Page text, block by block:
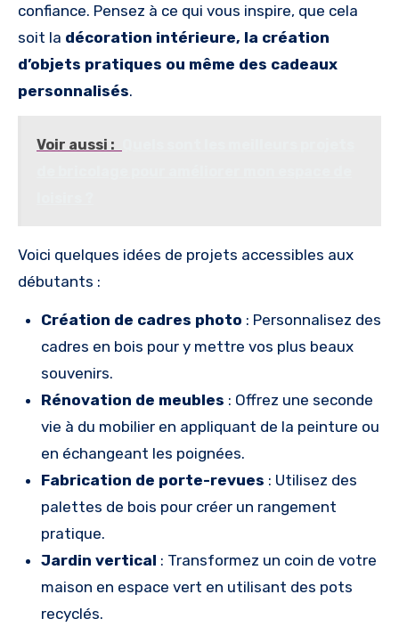
confiance. Pensez à ce qui vous inspire, que cela
soit la décoration intérieure, la création
d’objets pratiques ou même des cadeaux
personnalisés.
Voir aussi :
Voici quelques idées de projets accessibles aux
débutants :
Création de cadres photo : Personnalisez des
cadres en bois pour y mettre vos plus beaux
souvenirs.
Rénovation de meubles : Offrez une seconde
vie à du mobilier en appliquant de la peinture ou
en échangeant les poignées.
Fabrication de porte-revues : Utilisez des
palettes de bois pour créer un rangement
pratique.
Jardin vertical : Transformez un coin de votre
maison en espace vert en utilisant des pots
recyclés.